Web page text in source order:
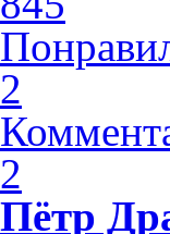
2
2
Пётр